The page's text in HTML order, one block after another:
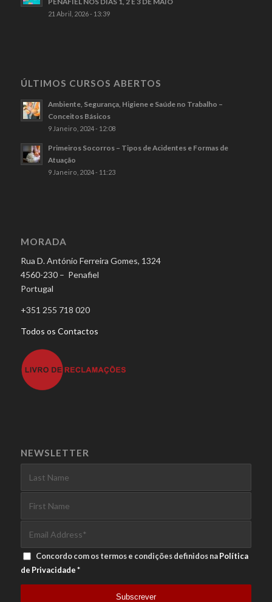
21 Abril, 2026 - 13:39
ÚLTIMOS CURSOS ABERTOS
Ambiente, Segurança, Higiene e Saúde no Trabalho –
Conceitos Básicos
9 Janeiro, 2024 - 12:08
Primeiros Socorros – Tipos de Acidentes e Formas de
Atuação
9 Janeiro, 2024 - 11:23
MORADA
Rua D. António Ferreira Gomes, 1324
4560-230 – Penafiel
Portugal
+351 255 718 020
Todos os Contactos
NEWSLETTER
Concordo com os termos e condições definidos naPolítica
de Privacidade*